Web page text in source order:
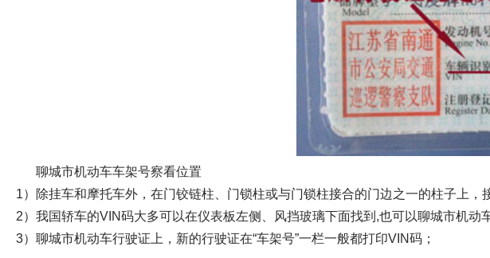
聊城市机动车车架号察看位置
1）除挂车和摩托车外，在门铰链柱、门锁柱或与门锁柱接合的门边之一的柱子上
2）我国轿车的VIN码大多可以在仪表板左侧、风挡玻璃下面找到,也可以聊城市机动
3）聊城市机动车行驶证上，新的行驶证在“车架号”一栏一般都打印VIN码；